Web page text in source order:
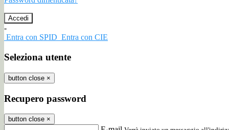
-
Entra con SPID Entra con CIE
Seleziona utente
button close ×
Recupero password
button close ×